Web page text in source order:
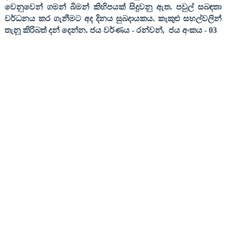
වෙනුවෙන් ගමන් බිමන් කිහිපයක් සිදුවනු ඇත. පවුල් සබඳතා
වර්ධනය කර ගැනීමට අද දිනය සුබදායකය. කැකුළු සහල්වලින්
තැනූ කිරිබත් දන් දෙන්න.ජය වර්ණය-රන්වන්, ජය අංකය - 03